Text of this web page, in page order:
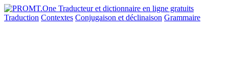
Traduction Contextes Conjugaison et déclinaison Grammaire